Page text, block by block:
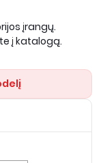
įrangų.
į katalogą.